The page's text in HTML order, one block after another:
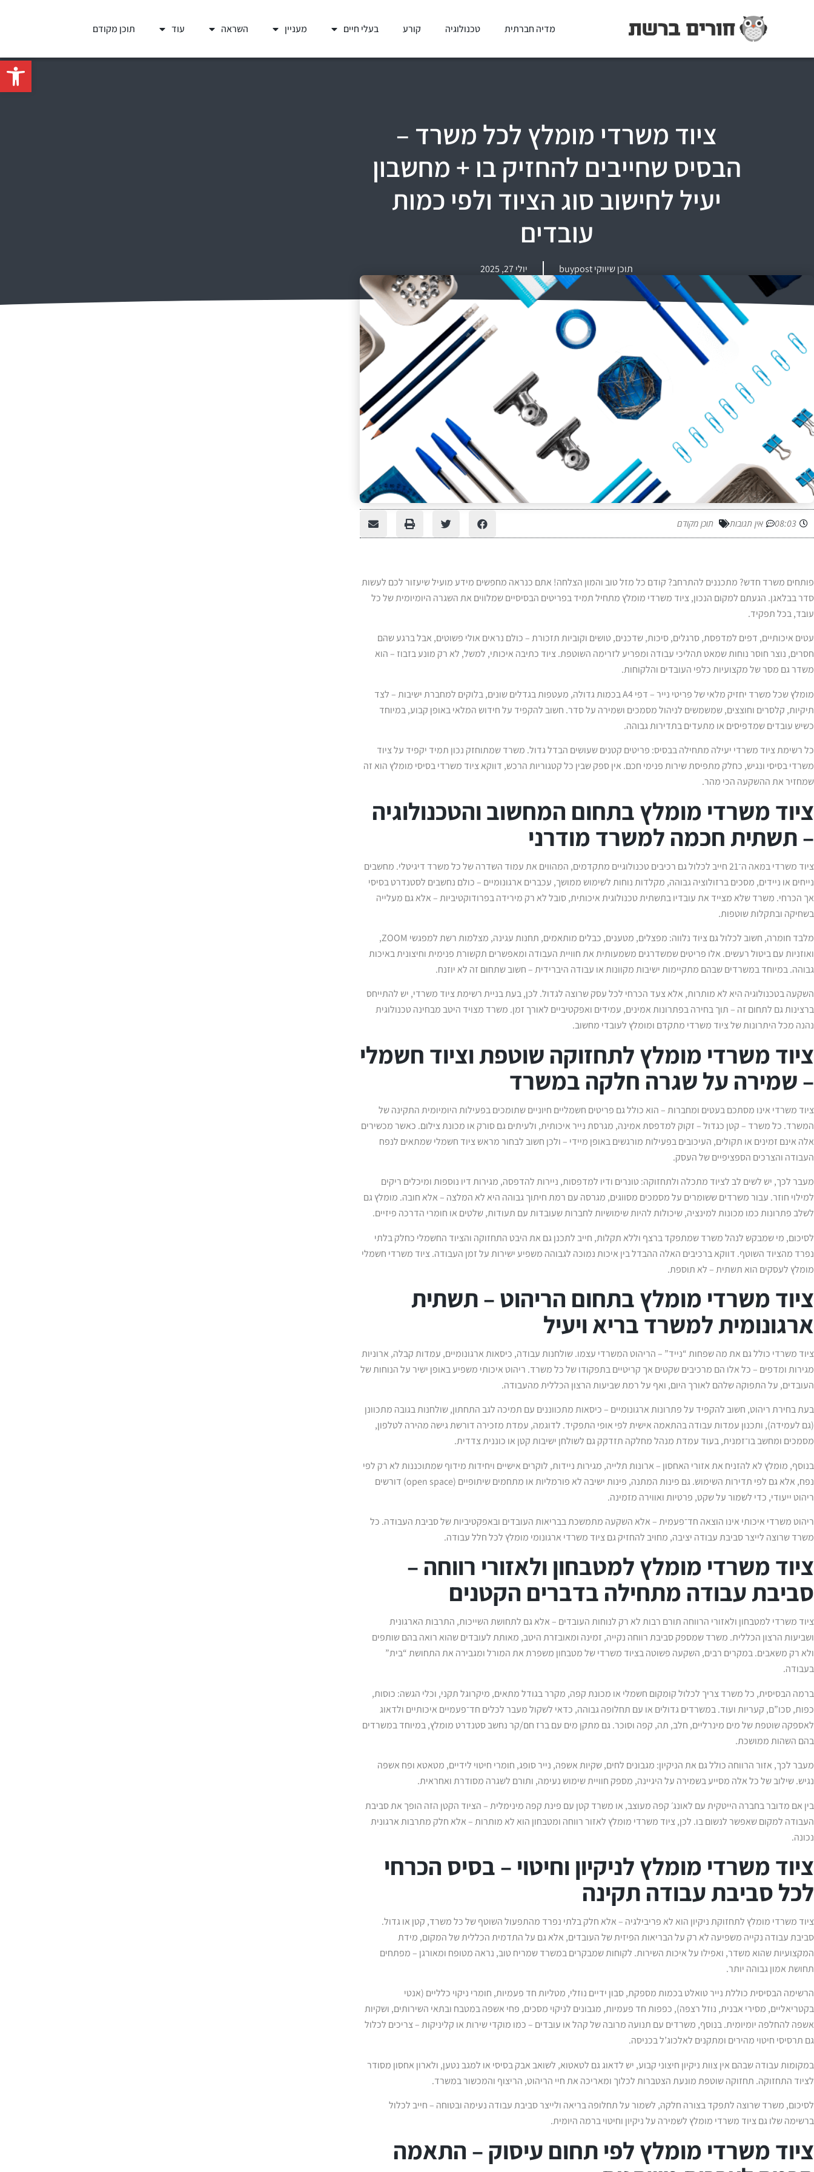
פתח
מדיה חברתית טכנולוגיה קורע בעלי חיים מעניין השראה עוד תוכן מקודם
ציוד משרדי מומלץ לכל משרד –
הבסיס שחייבים להחזיק בו + מחשבון
יעיל לחישוב סוג הציוד ולפי כמות
עובדים
תוכן שיווקי buypost יולי 27, 2025
08:03 אין תגובות תוכן מקודם
פותחים משרד חדש? מתכננים להתרחב? קודם כל מזל טוב והמון הצלחה! אתם כנראה מחפשים מידע מועיל שיעזור לכם לעשות
סדר בבלאגן. הגעתם למקום הנכון, ציוד משרדי מומלץ מתחיל תמיד בפריטים הבסיסיים שמלווים את השגרה היומיומית של כל
עובד, בכל תפקיד.
עטים איכותיים, דפים למדפסת, סרגלים, סיכות, שדכנים, טושים וקוביות תזכורת – כולם נראים אולי פשוטים, אבל ברגע שהם
חסרים, נוצר חוסר נוחות שמאט תהליכי עבודה ומפריע לזרימה השוטפת. ציוד כתיבה איכותי, למשל, לא רק מונע בזבוז – הוא
משדר גם מסר של מקצועיות כלפי העובדים והלקוחות.
מומלץ שכל משרד יחזיק מלאי של פריטי נייר – דפי A4 בכמות גדולה, מעטפות בגדלים שונים, בלוקים למחברת ישיבות – לצד
תיקיות, קלסרים וחוצצים, שמשמשים לניהול מסמכים ושמירה על סדר. חשוב להקפיד על חידוש המלאי באופן קבוע, במיוחד
כשיש עובדים שמדפיסים או מתעדים בתדירות גבוהה.
כל רשימת ציוד משרדי יעילה מתחילה בבסיס: פריטים קטנים שעושים הבדל גדול. משרד שמתוחזק נכון תמיד יקפיד על ציוד
משרדי בסיסי ונגיש, כחלק מתפיסת שירות פנימי חכם. אין ספק שבין כל קטגוריות הרכש, דווקא ציוד משרדי בסיסי מומלץ הוא זה
שמחזיר את ההשקעה הכי מהר.
ציוד משרדי מומלץ בתחום המחשוב והטכנולוגיה
– תשתית חכמה למשרד מודרני
ציוד משרדי במאה ה־21 חייב לכלול גם רכיבים טכנולוגיים מתקדמים, המהווים את עמוד השדרה של כל משרד דיגיטלי. מחשבים
נייחים או ניידים, מסכים ברזולוציה גבוהה, מקלדות נוחות לשימוש ממושך, עכברים ארגונומיים – כולם נחשבים לסטנדרט בסיסי
אך הכרחי. משרד שלא מצייד את עובדיו בתשתית טכנולוגית איכותית, סובל לא רק מירידה בפרודוקטיביות – אלא גם מעלייה
בשחיקה ובתקלות שוטפות.
מלבד חומרה, חשוב לכלול גם ציוד נלווה: מפצלים, מטענים, כבלים מותאמים, תחנות עגינה, מצלמות רשת למפגשי ZOOM,
ואוזניות עם ביטול רעשים. אלו פריטים שמשדרגים משמעותית את חוויית העבודה ומאפשרים תקשורת פנימית וחיצונית באיכות
גבוהה. במיוחד במשרדים שבהם מתקיימות ישיבות מקוונות או עבודה היברידית – חשוב שתחום זה לא יוזנח.
השקעה בטכנולוגיה היא לא מותרות, אלא צעד הכרחי לכל עסק שרוצה לגדול. לכן, בעת בניית רשימת ציוד משרדי, יש להתייחס
ברצינות גם לתחום זה – תוך בחירה בפתרונות אמינים, עמידים ואפקטיביים לאורך זמן. משרד מצויד היטב מבחינה טכנולוגית
נהנה מכל היתרונות של ציוד משרדי מתקדם ומומלץ לעובדי מחשוב.
ציוד משרדי מומלץ לתחזוקה שוטפת וציוד חשמלי
– שמירה על שגרה חלקה במשרד
ציוד משרדי אינו מסתכם בעטים ומחברות – הוא כולל גם פריטים חשמליים חיוניים שתומכים בפעילות היומיומית התקינה של
המשרד. כל משרד – קטן כגדול – זקוק למדפסת אמינה, מגרסת נייר איכותית, ולעיתים גם סורק או מכונת צילום. כאשר מכשירים
אלה אינם זמינים או תקולים, העיכובים בפעילות מורגשים באופן מיידי – ולכן חשוב לבחור מראש ציוד חשמלי שמתאים לנפח
העבודה והצרכים הספציפיים של העסק.
מעבר לכך, יש לשים לב לציוד מתכלה ולתחזוקה: טונרים ודיו למדפסות, ניירות להדפסה, מגירות דיו נוספות ומיכלים ריקים
למילוי חוזר. עבור משרדים ששומרים על מסמכים מסווגים, מגרסה עם רמת חיתוך גבוהה היא לא המלצה – אלא חובה. מומלץ גם
לשלב פתרונות כמו מכונות למינציה, שיכולות להיות שימושיות לחברות שעובדות עם תעודות, שלטים או חומרי הדרכה פיזיים.
לסיכום, מי שמבקש לנהל משרד שמתפקד ברצף וללא תקלות, חייב לתכנן גם את היבט התחזוקה והציוד החשמלי כחלק בלתי
נפרד מהציוד השוטף. דווקא ברכיבים האלה ההבדל בין איכות נמוכה לגבוהה משפיע ישירות על זמן העבודה. ציוד משרדי חשמלי
מומלץ לעסקים הוא תשתית – לא תוספת.
ציוד משרדי מומלץ בתחום הריהוט – תשתית
ארגונומית למשרד בריא ויעיל
ציוד משרדי כולל גם את מה שפחות “נייד” – הריהוט המשרדי עצמו. שולחנות עבודה, כיסאות ארגונומיים, עמדות קבלה, ארוניות
מגירות ומדפים – כל אלו הם מרכיבים שקטים אך קריטיים בתפקודו של כל משרד. ריהוט איכותי משפיע באופן ישיר על הנוחות של
העובדים, על התפוקה שלהם לאורך היום, ואף על רמת שביעות הרצון הכללית מהעבודה.
בעת בחירת ריהוט, חשוב להקפיד על פתרונות ארגונומיים – כיסאות מתכווננים עם תמיכה לגב התחתון, שולחנות בגובה מתכוונן
(גם לעמידה), ותכנון עמדות עבודה בהתאמה אישית לפי אופי התפקיד. לדוגמה, עמדת מזכירה דורשת גישה מהירה לטלפון,
מסמכים ומחשב בו־זמנית, בעוד עמדת מנהל מחלקה תזדקק גם לשולחן ישיבות קטן או כוננית צדדית.
בנוסף, מומלץ לא להזניח את אזורי האחסון – ארונות תלייה, מגירות ניידות, לוקרים אישיים ויחידות מידוף שמתוכננות לא רק לפי
נפח, אלא גם לפי תדירות השימוש. גם פינות המתנה, פינות ישיבה לא פורמליות או מתחמים שיתופיים (open space) דורשים
ריהוט ייעודי, כדי לשמור על שקט, פרטיות ואווירה מזמינה.
ריהוט משרדי איכותי אינו הוצאה חד־פעמית – אלא השקעה מתמשכת בבריאות העובדים ובאפקטיביות של סביבת העבודה. כל
משרד שרוצה לייצר סביבת עבודה יציבה, מחויב להחזיק גם ציוד משרדי ארגונומי מומלץ לכל חלל עבודה.
ציוד משרדי מומלץ למטבחון ולאזורי רווחה –
סביבת עבודה מתחילה בדברים הקטנים
ציוד משרדי למטבחון ולאזורי הרווחה תורם רבות לא רק לנוחות העובדים – אלא גם לתחושת השייכות, התרבות הארגונית
ושביעות הרצון הכללית. משרד שמספק סביבת רווחה נקייה, זמינה ומאובזרת היטב, מאותת לעובדים שהוא רואה בהם שותפים
ולא רק משאבים. במקרים רבים, השקעה פשוטה בציוד משרדי של מטבחון משפרת את המורל ומגבירה את התחושת “בית”
בעבודה.
ברמה הבסיסית, כל משרד צריך לכלול קומקום חשמלי או מכונת קפה, מקרר בגודל מתאים, מיקרוגל תקני, וכלי הגשה: כוסות,
כפות, סכו”ם, קעריות ועוד. במשרדים גדולים או עם תחלופה גבוהה, כדאי לשקול מעבר לכלים חד־פעמיים איכותיים ולדאוג
לאספקה שוטפת של מים מינרליים, חלב, תה, קפה וסוכר. גם מתקן מים עם ברז חם/קר נחשב סטנדרט מומלץ, במיוחד במשרדים
בהם השהות ממושכת.
מעבר לכך, אזור הרווחה כולל גם את הניקיון: מגבונים לחים, שקיות אשפה, נייר סופג, חומרי חיטוי לידיים, מטאטא ופח אשפה
נגיש. שילוב של כל אלה מסייע בשמירה על היגיינה, מספק חוויית שימוש נעימה, ותורם לשגרה מסודרת ואחראית.
בין אם מדובר בחברה הייטקית עם לאונג׳ קפה מעוצב, או משרד קטן עם פינת קפה מינימלית – הציוד הקטן הזה הופך את סביבת
העבודה למקום שאפשר לנשום בו. לכן, ציוד משרדי מומלץ לאזור רווחה ומטבחון הוא לא מותרות – אלא חלק מתרבות ארגונית
נכונה.
ציוד משרדי מומלץ לניקיון וחיטוי – בסיס הכרחי
לכל סביבת עבודה תקינה
ציוד משרדי מומלץ לתחזוקת ניקיון הוא לא פריבילגיה – אלא חלק בלתי נפרד מהתפעול השוטף של כל משרד, קטן או גדול.
סביבת עבודה נקייה משפיעה לא רק על הבריאות הפיזית של העובדים, אלא גם על התדמית הכללית של המקום, מידת
המקצועיות שהוא משדר, ואפילו על איכות השירות. לקוחות שמבקרים במשרד שמריח טוב, נראה מטופח ומאורגן – מפתחים
תחושת אמון גבוהה יותר.
הרשימה הבסיסית כוללת נייר טואלט בכמות מספקת, סבון ידיים נוזלי, מטליות חד פעמיות, חומרי ניקוי כלליים (אנטי
בקטריאליים, מסירי אבנית, נוזל רצפה), כפפות חד פעמיות, מגבונים לניקוי מסכים, פחי אשפה במטבח ובתאי השירותים, ושקיות
אשפה להחלפה יומיומית. בנוסף, משרדים עם תנועה מרובה של קהל או עובדים – כמו מוקדי שירות או קליניקות – צריכים לכלול
גם תרסיסי חיטוי מהירים ומתקנים לאלכוג’ל בכניסה.
במקומות עבודה שבהם אין צוות ניקיון חיצוני קבוע, יש לדאוג גם לטאטוא, לשואב אבק בסיסי או למגב נטען, ולארון אחסון מסודר
לציוד התחזוקה. תחזוקה שוטפת מונעת הצטברות לכלוך ומאריכה את חיי הריהוט, הריצוף והמכשור במשרד.
לסיכום, משרד שרוצה לתפקד בצורה חלקה, לשמור על תחלופה בריאה ולייצר סביבת עבודה נעימה ובטוחה – חייב לכלול
ברשימה שלו גם ציוד משרדי מומלץ לשמירה על ניקיון וחיטוי ברמה היומית.
ציוד משרדי מומלץ לפי תחום עיסוק – התאמה